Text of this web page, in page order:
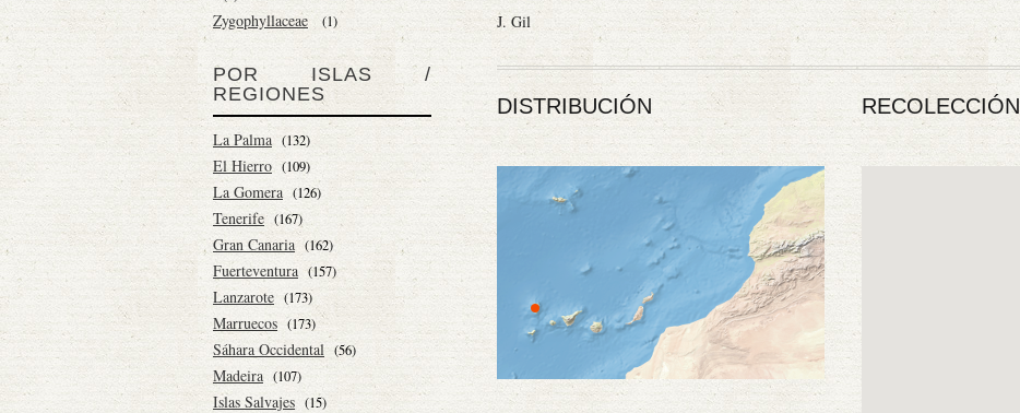
Zygophyllaceae (1)
POR ISLAS /
REGIONES
La Palma (132)
El Hierro (109)
La Gomera (126)
Tenerife (167)
Gran Canaria (162)
Fuerteventura (157)
Lanzarote (173)
Marruecos (173)
Sáhara Occidental (56)
Madeira (107)
Islas Salvajes (15)
J. Gil
DISTRIBUCIÓN RECOLECCIÓN